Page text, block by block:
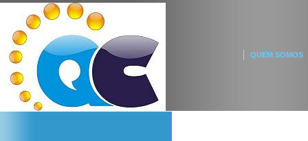
QUEM SOMOS